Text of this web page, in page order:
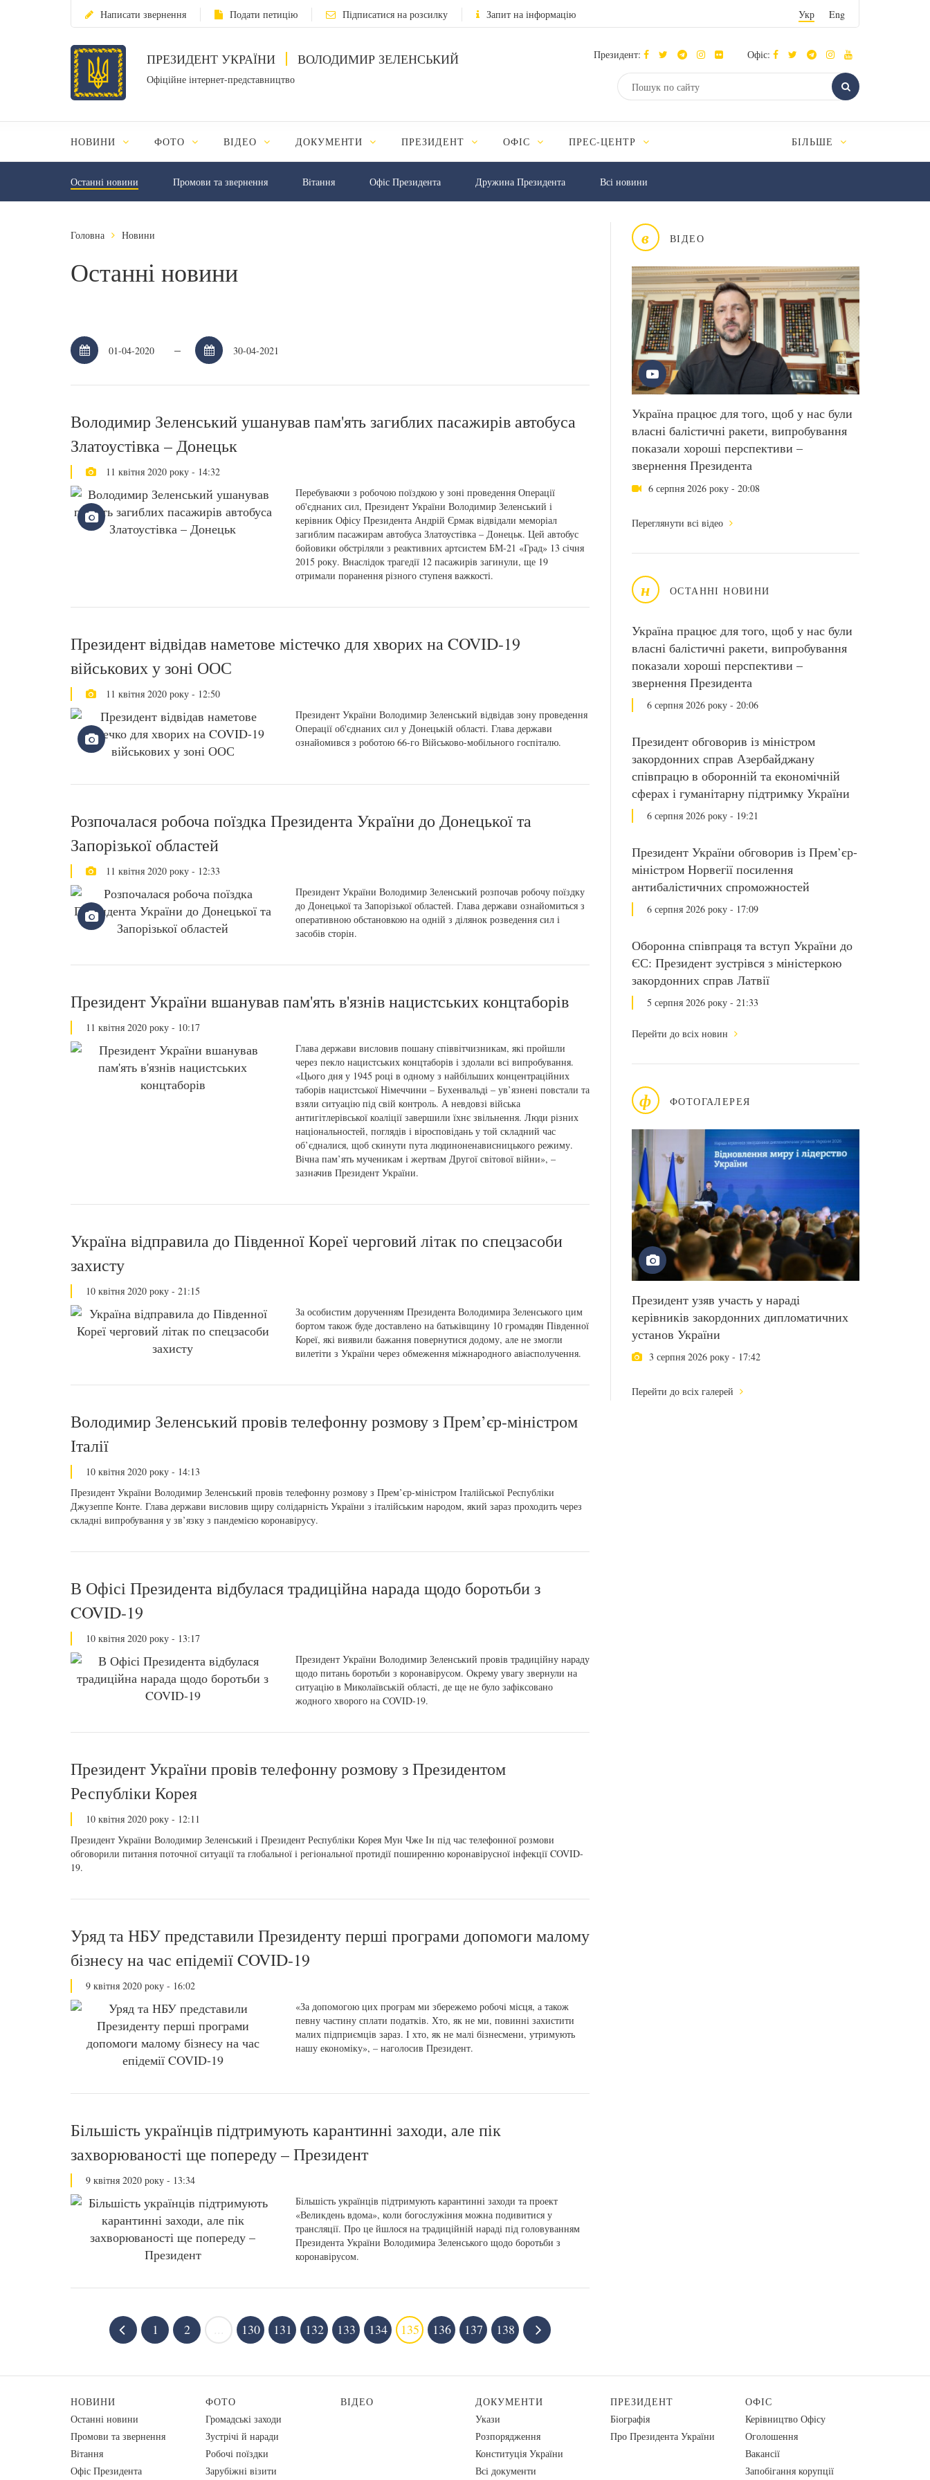
Написати звернення Подати петицію Підписатися на розсилку Запит на інформацію Укр Eng
ПРЕЗИДЕНТ УКРАЇНИ ВОЛОДИМИР ЗЕЛЕНСЬКИЙ
Офіційне інтернет-представництво
Президент: Офіс:
НОВИНИ ФОТО ВІДЕО ДОКУМЕНТИ ПРЕЗИДЕНТ ОФІС ПРЕС-ЦЕНТР БІЛЬШЕ
Останні новини Промови та звернення Вiтання Офіс Президента Дружина Президента Всі новини
в ВІДЕО
Україна працює для того, щоб у нас були
власні балістичні ракети, випробування
показали хороші перспективи –
звернення Президента
6 серпня 2026 року - 20:08
Переглянути всі відео
н ОСТАННІ НОВИНИ
Україна працює для того, щоб у нас були
власні балістичні ракети, випробування
показали хороші перспективи –
звернення Президента
6 серпня 2026 року - 20:06
Президент обговорив із міністром
закордонних справ Азербайджану
співпрацю в оборонній та економічній
сферах і гуманітарну підтримку України
6 серпня 2026 року - 19:21
Президент України обговорив із Прем’єр-
міністром Норвегії посилення
антибалістичних спроможностей
6 серпня 2026 року - 17:09
Оборонна співпраця та вступ України до
ЄС: Президент зустрівся з міністеркою
закордонних справ Латвії
5 серпня 2026 року - 21:33
Перейти до всіх новин
ф ФОТОГАЛЕРЕЯ
Президент узяв участь у нараді
керівників закордонних дипломатичних
установ України
3 серпня 2026 року - 17:42
Перейти до всіх галерей
Головна Новини
Останні новини
–
Володимир Зеленський ушанував пам'ять загиблих пасажирів автобуса
Златоустівка – Донецьк
11 квітня 2020 року - 14:32
Перебуваючи з робочою поїздкою у зоні проведення Операції
об'єднаних сил, Президент України Володимир Зеленський і
керівник Офісу Президента Андрій Єрмак відвідали меморіал
загиблим пасажирам автобуса Златоустівка – Донецьк. Цей автобус
бойовики обстріляли з реактивних артсистем БМ-21 «Град» 13 січня
2015 року. Внаслідок трагедії 12 пасажирів загинули, ще 19
отримали поранення різного ступеня важкості.
Президент відвідав наметове містечко для хворих на COVID-19
військових у зоні ООС
11 квітня 2020 року - 12:50
Президент України Володимир Зеленський відвідав зону проведення
Операції об'єднаних сил у Донецькій області. Глава держави
ознайомився з роботою 66-го Військово-мобільного госпіталю.
Розпочалася робоча поїздка Президента України до Донецької та
Запорізької областей
11 квітня 2020 року - 12:33
Президент України Володимир Зеленський розпочав робочу поїздку
до Донецької та Запорізької областей. Глава держави ознайомиться з
оперативною обстановкою на одній з ділянок розведення сил і
засобів сторін.
Президент України вшанував пам'ять в'язнів нацистських концтаборів
11 квітня 2020 року - 10:17
Глава держави висловив пошану співвітчизникам, які пройшли
через пекло нацистських концтаборів і здолали всі випробування.
«Цього дня у 1945 році в одному з найбільших концентраційних
таборів нацистської Німеччини – Бухенвальді – ув’язнені повстали та
взяли ситуацію під свій контроль. А невдовзі війська
антигітлерівської коаліції завершили їхнє звільнення. Люди різних
національностей, поглядів і віросповідань у той складний час
об’єдналися, щоб скинути пута людиноненависницького режиму.
Вічна пам’ять мученикам і жертвам Другої світової війни», –
зазначив Президент України.
Україна відправила до Південної Кореї черговий літак по спецзасоби
захисту
10 квітня 2020 року - 21:15
За особистим дорученням Президента Володимира Зеленського цим
бортом також буде доставлено на батьківщину 10 громадян Південної
Кореї, які виявили бажання повернутися додому, але не змогли
вилетіти з України через обмеження міжнародного авіасполучення.
Володимир Зеленський провів телефонну розмову з Прем’єр-міністром
Італії
10 квітня 2020 року - 14:13
Президент України Володимир Зеленський провів телефонну розмову з Прем’єр-міністром Італійської Республіки
Джузеппе Конте. Глава держави висловив щиру солідарність України з італійським народом, який зараз проходить через
складні випробування у зв’язку з пандемією коронавірусу.
В Офісі Президента відбулася традиційна нарада щодо боротьби з
COVID-19
10 квітня 2020 року - 13:17
Президент України Володимир Зеленський провів традиційну нараду
щодо питань боротьби з коронавірусом. Окрему увагу звернули на
ситуацію в Миколаївській області, де ще не було зафіксовано
жодного хворого на COVID-19.
Президент України провів телефонну розмову з Президентом
Республіки Корея
10 квітня 2020 року - 12:11
Президент України Володимир Зеленський і Президент Республіки Корея Мун Чже Ін під час телефонної розмови
обговорили питання поточної ситуації та глобальної і регіональної протидії поширенню коронавірусної інфекції COVID-
19.
Уряд та НБУ представили Президенту перші програми допомоги малому
бізнесу на час епідемії COVID-19
9 квітня 2020 року - 16:02
«За допомогою цих програм ми збережемо робочі місця, а також
певну частину сплати податків. Хто, як не ми, повинні захистити
малих підприємців зараз. І хто, як не малі бізнесмени, утримують
нашу економіку», – наголосив Президент.
Більшість українців підтримують карантинні заходи, але пік
захворюваності ще попереду – Президент
9 квітня 2020 року - 13:34
Більшість українців підтримують карантинні заходи та проект
«Великдень вдома», коли богослужіння можна подивитися у
трансляції. Про це йшлося на традиційній нараді під головуванням
Президента України Володимира Зеленського щодо боротьби з
коронавірусом.
1 2 130 131 132 133 134 135 136 137 138
НОВИНИ
Останні новини
Промови та звернення
Вiтання
Офіс Президента
ФОТО
Громадські заходи
Зустрічі й наради
Робочі поїздки
Зарубіжні візити
ВІДЕО
ДОКУМЕНТИ
Укази
Розпорядження
Конституція України
Всі документи
ПРЕЗИДЕНТ
Біографія
Про Президента України
ОФІС
Керівництво Офісу
Оголошення
Вакансії
Запобігання корупції